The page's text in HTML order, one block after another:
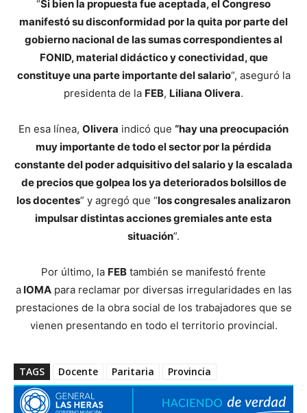
“Si bien la propuesta fue aceptada, el Congreso
manifestó su disconformidad por la quita por parte del
gobierno nacional de las sumas correspondientes al
FONID, material didáctico y conectividad, que
constituye una parte importante del salario“, aseguró la
presidenta de la FEB, Liliana Olivera.
En esa línea, Olivera indicó que “hay una preocupación
muy importante de todo el sector por la pérdida
constante del poder adquisitivo del salario y la escalada
de precios que golpea los ya deteriorados bolsillos de
los docentes” y agregó que “los congresales analizaron
impulsar distintas acciones gremiales ante esta
situación”.
Por último, la FEB también se manifestó frente
aIOMApara reclamar por diversas irregularidades en las
prestaciones de la obra social de los trabajadores que se
vienen presentando en todo el territorio provincial.
TAGS Docente Paritaria Provincia